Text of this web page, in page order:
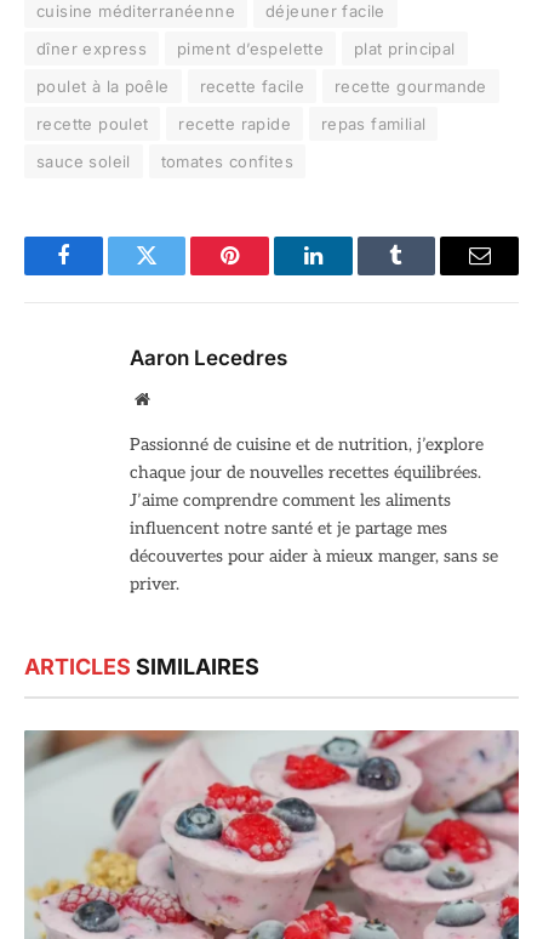
cuisine méditerranéenne
déjeuner facile
dîner express
piment d’espelette
plat principal
poulet à la poêle
recette facile
recette gourmande
recette poulet
recette rapide
repas familial
sauce soleil
tomates confites
FacebookTwitter Pinterest LinkedInTumblr Email
Aaron Lecedres
Site
Passionné de cuisine et de nutrition, j’explore
chaque jour de nouvelles recettes équilibrées.
J’aime comprendre comment les aliments
influencent notre santé et je partage mes
découvertes pour aider à mieux manger, sans se
priver.
ARTICLES SIMILAIRES